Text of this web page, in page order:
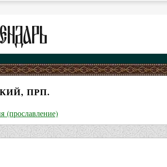
ПРП.
(прославление)